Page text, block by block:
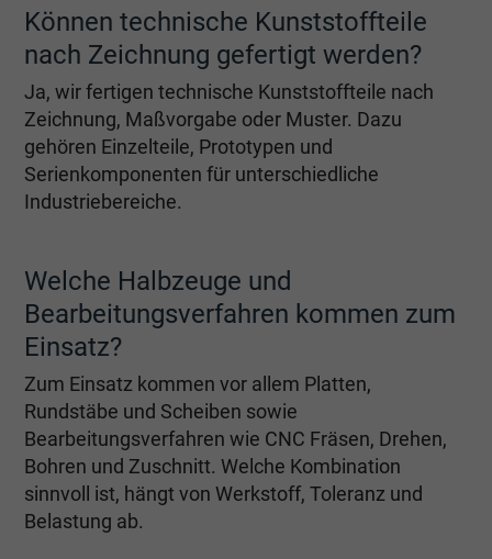
Können technische Kunststoffteile
nach Zeichnung gefertigt werden?
Ja, wir fertigen technische Kunststoffteile nach
Zeichnung, Maßvorgabe oder Muster. Dazu
gehören Einzelteile, Prototypen und
Serienkomponenten für unterschiedliche
Industriebereiche.
Welche Halbzeuge und
Bearbeitungsverfahren kommen zum
Einsatz?
Zum Einsatz kommen vor allem Platten,
Rundstäbe und Scheiben sowie
Bearbeitungsverfahren wie CNC Fräsen, Drehen,
Bohren und Zuschnitt. Welche Kombination
sinnvoll ist, hängt von Werkstoff, Toleranz und
Belastung ab.